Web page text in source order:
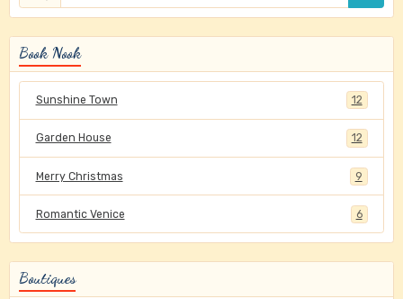
Book Nook
Sunshine Town 12
Garden House 12
Merry Christmas 9
Romantic Venice 6
Boutiques